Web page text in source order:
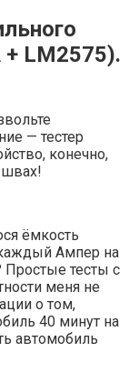
+ LM2575).
— тестер
конечно,
швах!
ёмкость
Ампер на
Простые тесты с
меня не
о том,
40 минут на
автомобиль